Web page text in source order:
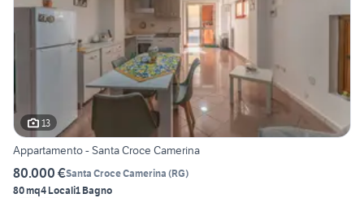
13
Appartamento - Santa Croce Camerina
80.000 €Santa Croce Camerina (RG)
80 mq4 Locali1 Bagno